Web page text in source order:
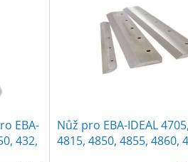
EBA-
432,
Nůž pro EBA-IDEAL
4815, 4850, 4855, 4860,